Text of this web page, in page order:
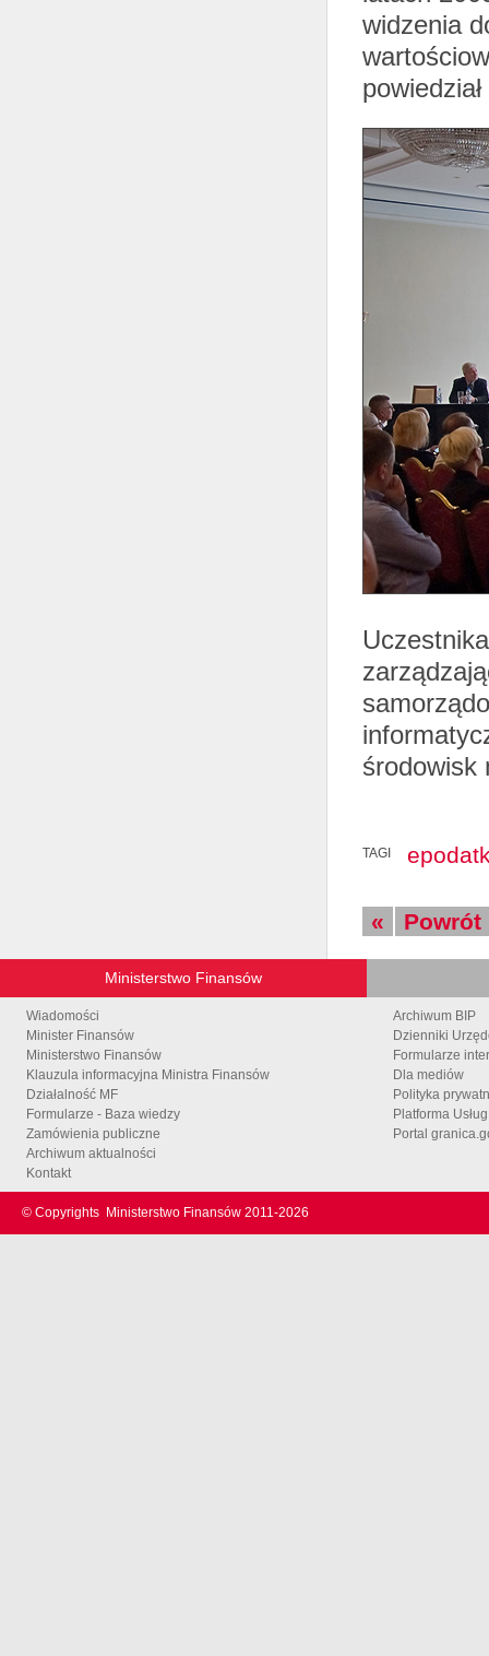
widzenia
środowisk
TAGI
« Powrót
Ministerstwo Finansów
Wiadomości
Minister Finansów
Ministerstwo Finansów
Klauzula informacyjna Ministra Finansów
Działalność MF
Formularze - Baza wiedzy
Zamówienia publiczne
Archiwum aktualności
Kontakt
Archiwum BIP
Dzienniki
Formularze
Dla mediów
Polityka
Platforma
Portal
© Copyrights Ministerstwo Finansów 2011-2026